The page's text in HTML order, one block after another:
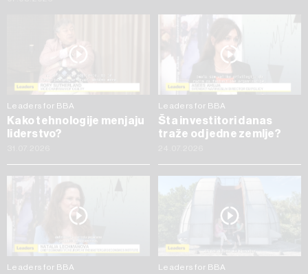
Leaders for BBA
Kako tehnologije menjaju
liderstvo?
Leaders for BBA
Šta investitori danas
traže od jedne zemlje?
Leaders for BBA Leaders for BBA